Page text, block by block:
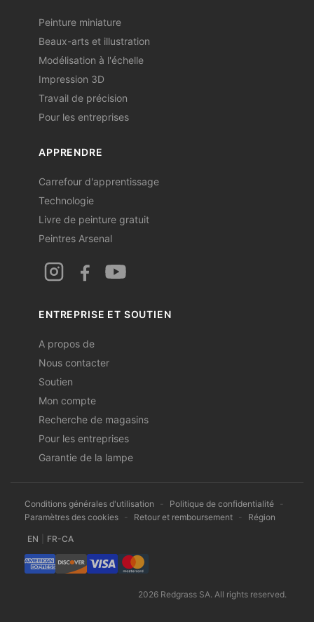
Peinture miniature
Beaux-arts et illustration
Modélisation à l'échelle
Impression 3D
Travail de précision
Pour les entreprises
APPRENDRE
Carrefour d'apprentissage
Technologie
Livre de peinture gratuit
Peintres Arsenal
ENTREPRISE ET SOUTIEN
A propos de
Nous contacter
Soutien
Mon compte
Recherche de magasins
Pour les entreprises
Garantie de la lampe
Conditions générales d'utilisation - Politique de confidentialité -
Paramètres des cookies - Retour et remboursement - Région
EN FR-CA
2026 Redgrass SA. All rights reserved.